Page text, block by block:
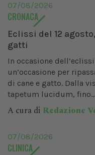
07/08/2026
CRONACA
Eclissi del 12
gatti
In occasione
un’occasione per
di cane e gatto. Dalla
tapetum lucidum, fino...
A cura di Redazione
07/08/2026
CLINICA